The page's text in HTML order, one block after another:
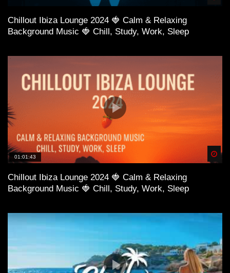
Chillout Ibiza Lounge 2024 🍓 Calm & Relaxing
Background Music 🍓 Chill, Study, Work, Sleep
01:01:43
Chillout Ibiza Lounge 2024 🍓 Calm & Relaxing
Background Music 🍓 Chill, Study, Work, Sleep